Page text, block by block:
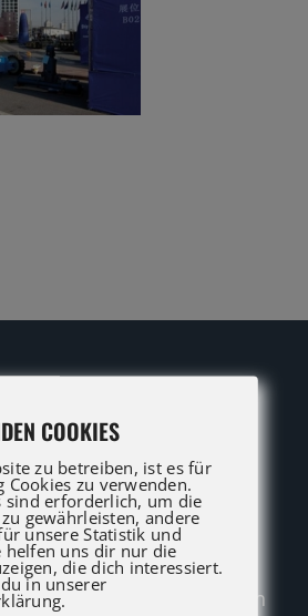
14
Bissingen
für Verkauf und Service
Rufen Sie an oder nutzen
COOKIES
zu betreiben, ist es für
Cookies zu verwenden.
sind erforderlich, um die
gewährleisten, andere
unsere Statistik und
helfen uns dir nur die
die dich interessiert.
in unserer